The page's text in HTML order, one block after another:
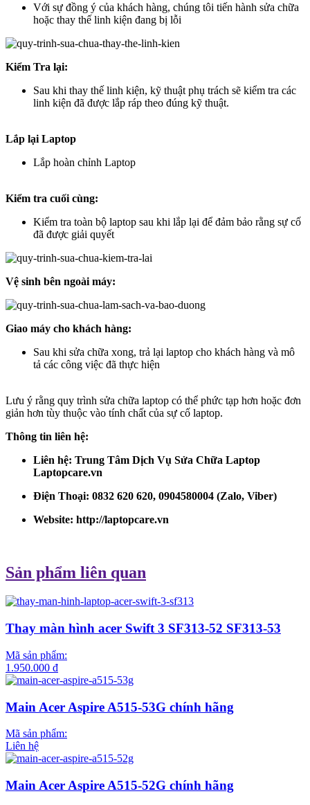
Với sự đồng ý của khách hàng, chúng tôi tiến hành sửa chữa
hoặc thay thế linh kiện đang bị lỗi
Kiểm Tra lại:
Sau khi thay thế linh kiện, kỹ thuật phụ trách sẽ kiểm tra các
linh kiện đã được lắp ráp theo đúng kỹ thuật.
Lắp lại Laptop
Lắp hoàn chỉnh Laptop
Kiểm tra cuối cùng:
Kiểm tra toàn bộ laptop sau khi lắp lại để đảm bảo rằng sự cố
đã được giải quyết
Vệ sinh bên ngoài máy:
Giao máy cho khách hàng:
Sau khi sửa chữa xong, trả lại laptop cho khách hàng và mô
tả các công việc đã thực hiện
Lưu ý rằng quy trình sửa chữa laptop có thể phức tạp hơn hoặc đơn
giản hơn tùy thuộc vào tính chất của sự cố laptop.
Thông tin liên hệ:
Liên hệ: Trung Tâm Dịch Vụ Sửa Chữa Laptop
Laptopcare.vn
Điện Thoại: 0832 620 620, 0904580004 (Zalo, Viber)
Website: http://laptopcare.vn
Sản phẩm liên quan
Thay màn hình acer Swift 3 SF313-52 SF313-53
Mã sản phẩm:
1.950.000 đ
Main Acer Aspire A515-53G chính hãng
Mã sản phẩm:
Liên hệ
Main Acer Aspire A515-52G chính hãng